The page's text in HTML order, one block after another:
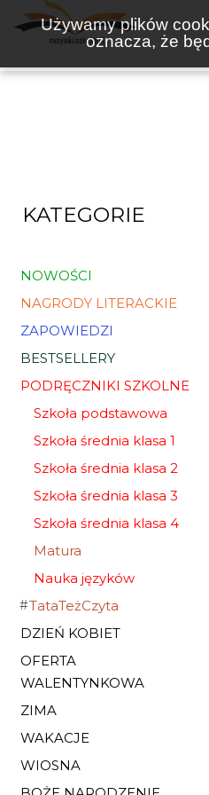
Używamy plików
oznacza, że
KATEGORIE
NOWOŚCI
NAGRODY LITERACKIE
ZAPOWIEDZI
BESTSELLERY
PODRĘCZNIKI SZKOLNE
Szkoła podstawowa
Szkoła średnia klasa 1
Szkoła średnia klasa 2
Szkoła średnia klasa 3
Szkoła średnia klasa 4
Matura
Nauka języków
TataTeżCzyta
DZIEŃ KOBIET
OFERTA
WALENTYNKOWA
ZIMA
WAKACJE
WIOSNA